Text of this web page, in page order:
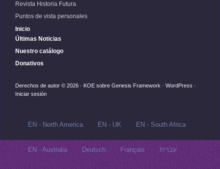
Revista Historia Futura
Puntos de vista personales
Inicio
Últimas Noticias
Nuestro catálogo
Donativos
Derechos de autor © 2026 · KOE sobre Genesis Framework · WordPress ·
Iniciar sesión
EN - North America EN - UK EN - South Africa
EN - Australia Deutsch Français עברית